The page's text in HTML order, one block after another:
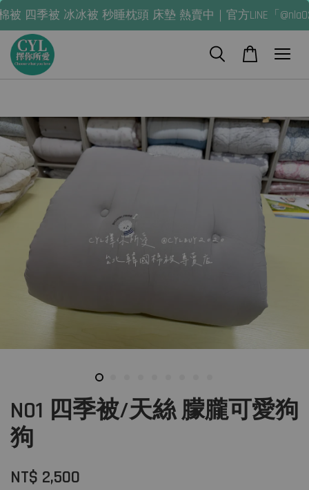
被 秒睡枕頭 床墊 熱賣中｜官方LINE「@nla0245q」
N01 四季被/天絲 朦朧可愛狗
狗
NT$ 2,500